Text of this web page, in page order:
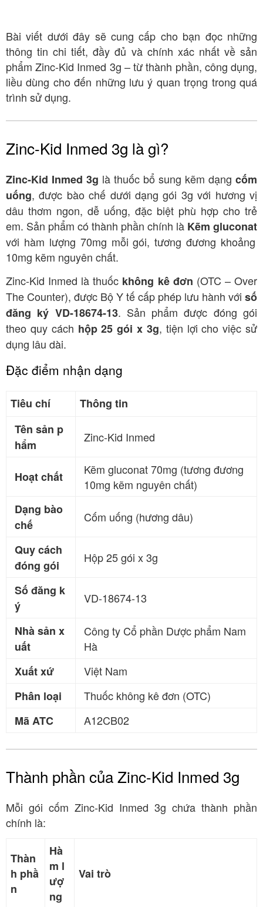
Bài viết dưới đây sẽ cung cấp cho bạn đọc những
thông tin chi tiết, đầy đủ và chính xác nhất về sản
phẩm Zinc-Kid Inmed 3g – từ thành phần, công dụng,
liều dùng cho đến những lưu ý quan trọng trong quá
trình sử dụng.
Zinc-Kid Inmed 3g là gì?
Zinc-Kid Inmed 3g là thuốc bổ sung kẽm dạng cốm
uống, được bào chế dưới dạng gói 3g với hương vị
dâu thơm ngon, dễ uống, đặc biệt phù hợp cho trẻ
em. Sản phẩm có thành phần chính là Kẽm gluconat
với hàm lượng 70mg mỗi gói, tương đương khoảng
10mg kẽm nguyên chất.
Zinc-Kid Inmed là thuốc không kê đơn (OTC – Over
The Counter), được Bộ Y tế cấp phép lưu hành với số
đăng ký VD-18674-13. Sản phẩm được đóng gói
theo quy cách hộp 25 gói x 3g, tiện lợi cho việc sử
dụng lâu dài.
Đặc điểm nhận dạng
Tiêu chí
Thông tin
Tên sản p
hẩm
Zinc-Kid Inmed
Hoạt chất
Kẽm gluconat 70mg (tương đương
10mg kẽm nguyên chất)
Dạng bào
chế
Cốm uống (hương dâu)
Quy cách
đóng gói
Hộp 25 gói x 3g
Số đăng k
ý
VD-18674-13
Nhà sản x
uất
Công ty Cổ phần Dược phẩm Nam
Hà
Xuất xứ
Việt Nam
Phân loại
Thuốc không kê đơn (OTC)
Mã ATC
A12CB02
Thành phần của Zinc-Kid Inmed 3g
Mỗi gói cốm Zinc-Kid Inmed 3g chứa thành phần
chính là:
Thàn
h phầ
n
Hà
m l
ượ
ng
Vai trò